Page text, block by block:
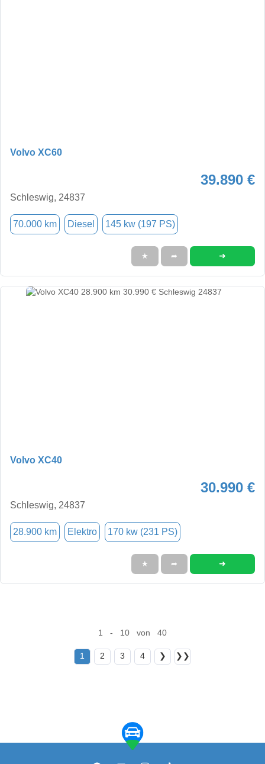
Volvo XC60
39.890 €
Schleswig, 24837
70.000 km Diesel 145 kw (197 PS)
★ ➦ ➜
Volvo XC40
30.990 €
Schleswig, 24837
28.900 km Elektro 170 kw (231 PS)
★ ➦ ➜
1 - 10 von 40
1 2 3 4 ❯ ❯❯